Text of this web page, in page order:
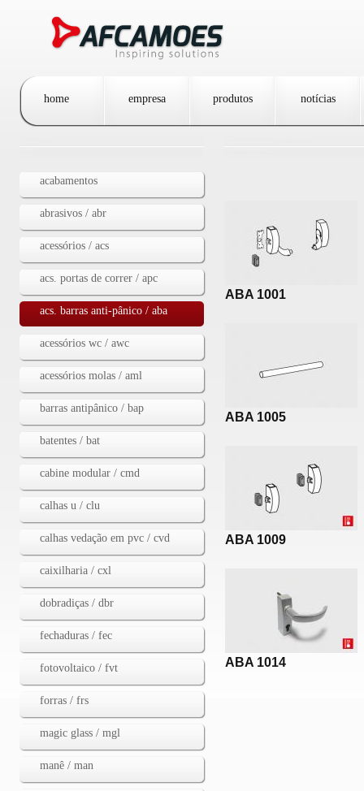
home empresa produtos notícias
acabamentos
abrasivos / abr
acessórios / acs
acs. portas de correr / apc
acs. barras anti-pânico / aba
acessórios wc / awc
acessórios molas / aml
barras antipânico / bap
batentes / bat
cabine modular / cmd
calhas u / clu
calhas vedação em pvc / cvd
caixilharia / cxl
dobradiças / dbr
fechaduras / fec
fotovoltaico / fvt
forras / frs
magic glass / mgl
manê / man
ABA 1001
ABA 1005
ABA 1009
ABA 1014